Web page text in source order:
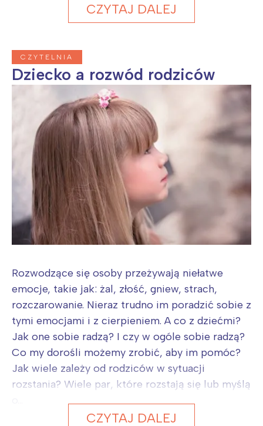
CZYTAJ DALEJ
CZYTELNIA
Dziecko a rozwód rodziców
Rozwodzące się osoby przeżywają niełatwe
emocje, takie jak: żal, złość, gniew, strach,
rozczarowanie. Nieraz trudno im poradzić sobie z
tymi emocjami i z cierpieniem. A co z dziećmi?
Jak one sobie radzą? I czy w ogóle sobie radzą?
Co my dorośli możemy zrobić, aby im pomóc?
Jak wiele zależy od rodziców w sytuacji
rozstania? Wiele par, które rozstają się lub myślą
CZYTAJ DALEJ